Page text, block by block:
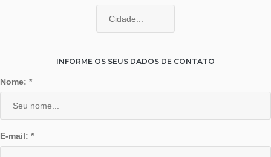
INFORME OS SEUS DADOS DE CONTATO
Nome: *
E-mail: *